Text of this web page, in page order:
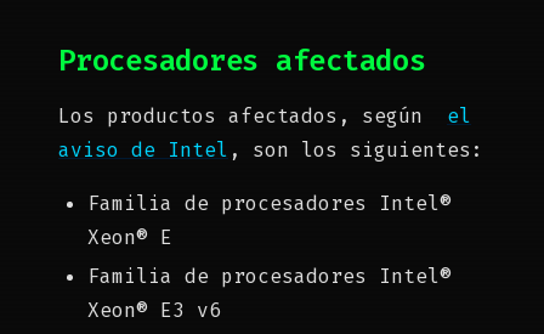
Procesadores afectados
Los productos afectados, según el
aviso de Intel , son los siguientes:
Familia de procesadores Intel®
Xeon® E
Familia de procesadores Intel®
Xeon® E3 v6